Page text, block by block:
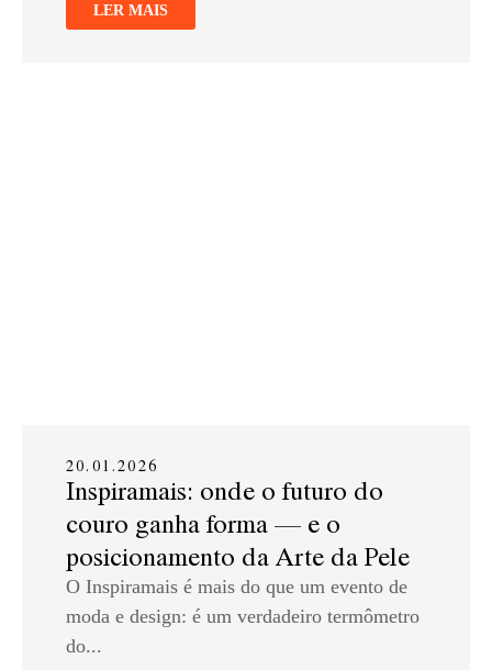
LER MAIS
20.01.2026
Inspiramais: onde o futuro do
couro ganha forma — e o
posicionamento da Arte da Pele
O Inspiramais é mais do que um evento de
moda e design: é um verdadeiro termômetro
do...